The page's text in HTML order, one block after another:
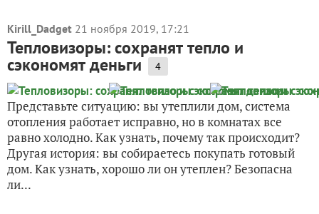
Kirill_Dadget 21 ноября 2019, 17:21
Тепловизоры: сохранят тепло и
сэкономят деньги 4
Представьте ситуацию: вы утеплили дом, система
отопления работает исправно, но в комнатах все
равно холодно. Как узнать, почему так происходит?
Другая история: вы собираетесь покупать готовый
дом. Как узнать, хорошо ли он утеплен? Безопасна
ли...